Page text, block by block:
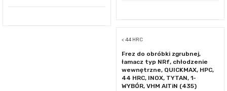
< 44 HRC
Frez do obróbki zgrubnej,
łamacz typ NRf, chłodzenie
wewnętrzne, QUICKMAX, HPC,
44 HRC, INOX, TYTAN, 1-
WYBÓR, VHM AlTiN (435)